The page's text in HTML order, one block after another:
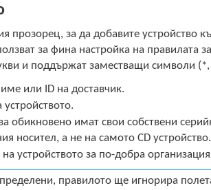
прозорец, за да добавите
за фина настройка на правилата
и поддържат заместващи символи (*,
или ID на доставчик.
обикновено имат свои собствени
носител, а не на самото CD устройство.
устройството за по-добра
правилото ще игнорира